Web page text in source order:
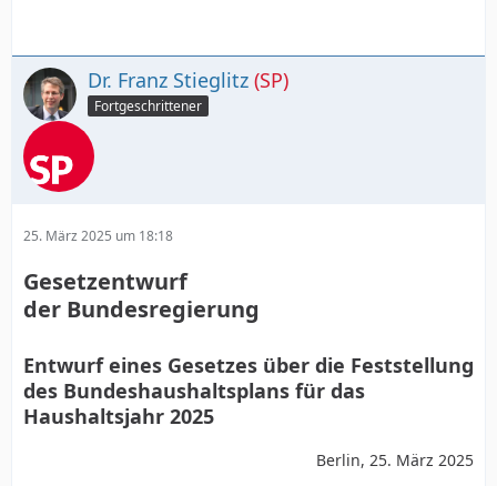
Dr. Franz Stieglitz (SP)
Fortgeschrittener
25. März 2025 um 18:18
Gesetzentwurf
der Bundesregierung
Entwurf eines Gesetzes über die Feststellung
des Bundeshaushaltsplans für das
Haushaltsjahr 2025
Berlin, 25. März 2025